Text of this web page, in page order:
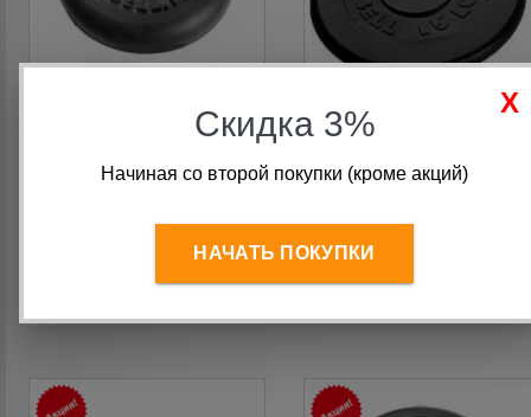
Блин для штанги 2 кг 26
Старая цена: 718 руб.
Блин для штанги 15 кг 26
Barbell
Старая цена:
3 116
Скидка 3%
Начиная со второй покупки (кроме акций)
НАЧАТЬ ПОКУПКИ